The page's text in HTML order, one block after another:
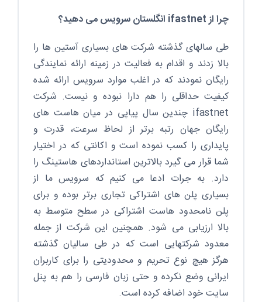
چرا از ifastnet انگلستان سرویس می دهید؟
طی سالهای گذشته شرکت های بسیاری آستین ها را
بالا زدند و اقدام به فعالیت در زمینه ارائه نمایندگی
رایگان نمودند که در اغلب موارد سرویس ارائه شده
کیفیت حداقلی را هم دارا نبوده و نیست. شرکت
ifastnet چندین سال پیاپی در میان هاست های
رایگان جهان رتبه برتر از لحاظ سرعت، قدرت و
پایداری را کسب نموده است و اکانتی که در اختیار
شما قرار می گیرد بالاترین استانداردهای هاستینگ را
دارد. به جرات ادعا می کنیم که سرویس ما از
بسیاری پلن های اشتراکی تجاری برتر بوده و برای
پلن نامحدود هاست اشتراکی در سطح متوسط به
بالا ارزیابی می شود. همچنین این شرکت از جمله
معدود شرکتهایی است که در طی سالیان گذشته
هرگز هیچ نوع تحریم و محدودیتی را برای کاربران
ایرانی وضع نکرده و حتی زبان فارسی را هم به پنل
سایت خود اضافه کرده است.